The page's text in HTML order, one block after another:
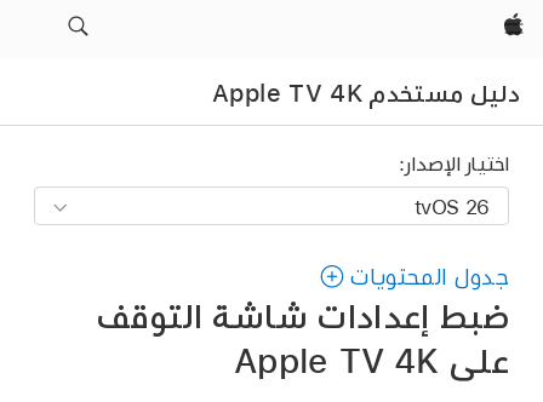
Apple‏
دليل مستخدم Apple TV 4K
اختيار الإصدار:
جدول المحتويات
ضبط إعدادات شاشة التوقف
على Apple TV 4K